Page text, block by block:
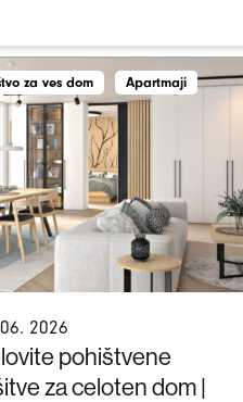
za ves dom Apartmaji
2026
pohištvene
za celoten dom |